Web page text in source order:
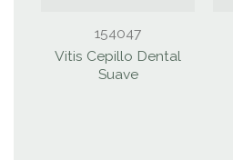
154047
Vitis Cepillo Dental
Suave